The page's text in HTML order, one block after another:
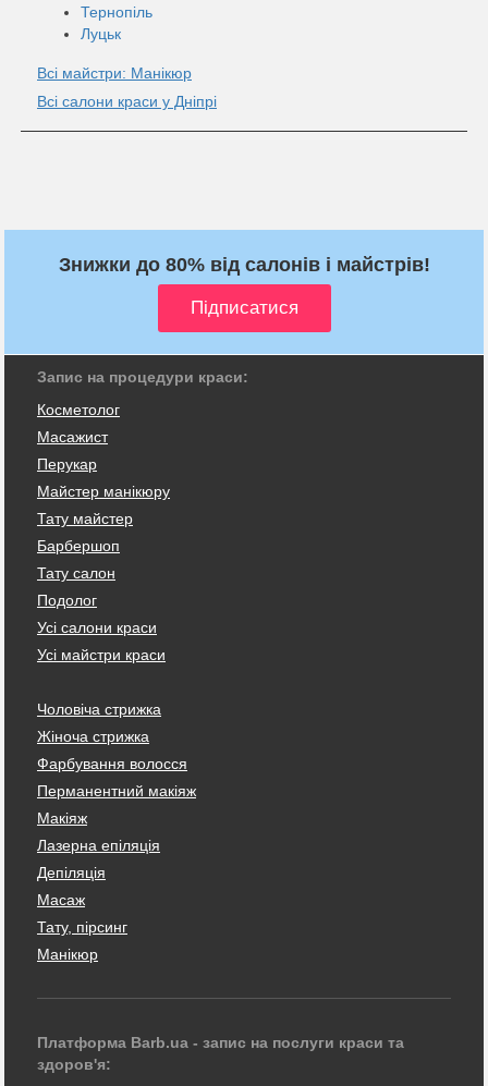
Тернопіль
Луцьк
Всі майстри: Манікюр
Всі салони краси у Дніпрі
Знижки до 80% від салонів і майстрів!
Запис на процедури краси:
Косметолог
Масажист
Перукар
Майстер манікюру
Тату майстер
Барбершоп
Тату салон
Подолог
Усі салони краси
Усі майстри краси
Чоловіча стрижка
Жіноча стрижка
Фарбування волосся
Перманентний макіяж
Макіяж
Лазерна епіляція
Депіляція
Масаж
Тату, пірсинг
Манікюр
Платформа Barb.ua - запис на послуги краси та
здоров'я: